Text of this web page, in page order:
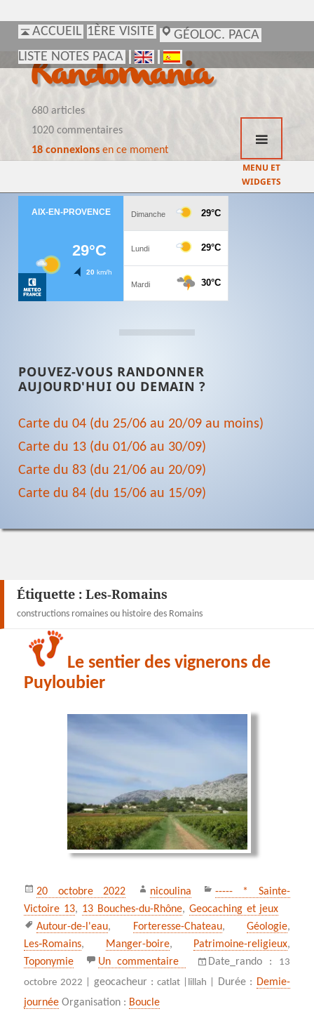
ACCUEIL 1ÈRE VISITE
GÉOLOC. PACA
LISTE NOTES PACA
Randomania
680 articles
1020 commentaires
18 connexionsen ce moment
MENU ET
WIDGETS
POUVEZ-VOUS RANDONNER
AUJOURD'HUI OU DEMAIN ?
Carte du 04 (du 25/06 au 20/09 au moins)
Carte du 13 (du 01/06 au 30/09)
Carte du 83 (du 21/06 au 20/09)
Carte du 84 (du 15/06 au 15/09)
ACCUEIL 1ÈRE VISITE
GÉOLOC. PACA
LISTE NOTES PACA
Étiquette : Les‑Romains
constructions romaines ou histoire des Romains
Le sentier des vignerons de
Puyloubier
Publié
le
20 octobre 2022 Auteur
nicoulina Catégories
----- * Sainte-
Victoire 13, 13 Bouches-du-Rhône, Geocaching et jeux
Mots-
clés
Autour-de-l'eau, Forteresse-Chateau, Géologie,
Les‑Romains, Manger-boire, Patrimoine-religieux,
Toponymie
Un commentaire sur Le sentier des
Date_rando :
13
octobre 2022 |
geocacheur : catlat | lillah | Durée : Demie-
journée Organisation : Boucle